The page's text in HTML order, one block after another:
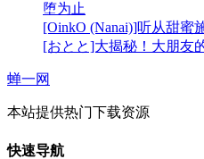
堕为止
[OinkO (Nanai)]听从甜蜜
[おとと]大揭秘！大朋友
蝉一网
本站提供热门下载资源
快速导航